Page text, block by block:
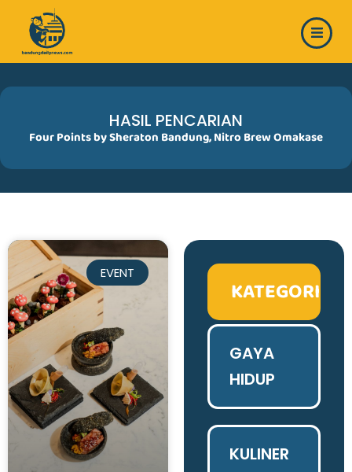
content
HASIL PENCARIAN
Four Points by Sheraton Bandung,Nitro Brew Omakase
EVENT
KATEGORI
GAYA
HIDUP
KULINER